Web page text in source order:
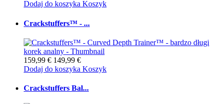
Dodaj do koszyka Koszyk
Crackstuffers™ - ...
159,99 € 149,99 €
Dodaj do koszyka Koszyk
Crackstuffers Bal...